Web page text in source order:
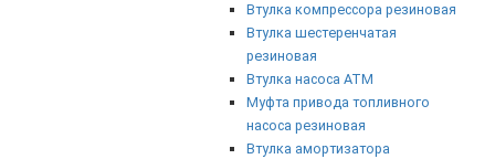
Втулка компрессора резиновая
Втулка шестеренчатая
резиновая
Втулка насоса АТМ
Муфта привода топливного
насоса резиновая
Втулка амортизатора